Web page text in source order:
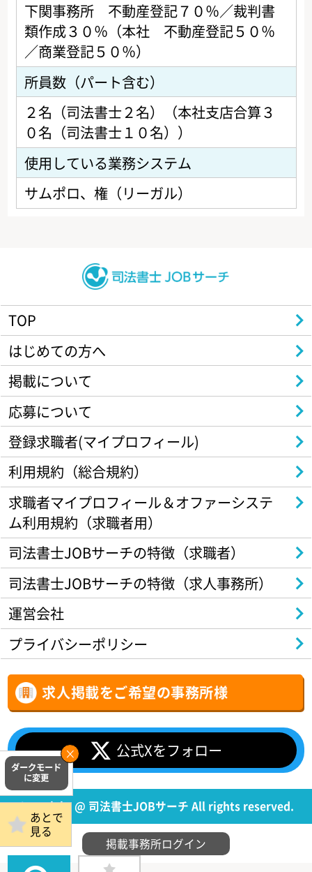
下関事務所 不動産登記７０％／裁判書
類作成３０％（本社 不動産登記５０％
／商業登記５０％）
所員数（パート含む）
２名（司法書士２名）（本社支店合算３
０名（司法書士１０名））
使用している業務システム
サムポロ、権（リーガル）
TOP
はじめての方へ
掲載について
応募について
登録求職者(マイプロフィール)
利用規約（総合規約）
求職者マイプロフィール＆オファーシステ
ム利用規約（求職者用）
司法書士JOBサーチの特徴（求職者）
司法書士JOBサーチの特徴（求人事務所）
運営会社
プライバシーポリシー
求人掲載をご希望の事務所様
公式Xをフォロー
Copyright @ 司法書士JOBサーチ All rights reserved.
あとで
見る
掲載事務所ログイン